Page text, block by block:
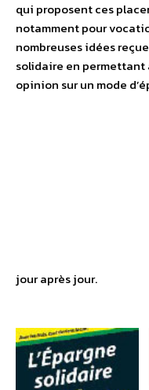
qui proposent ces
notamment pour
nombreuses idées
solidaire en permettant
opinion sur un mode
jour après jour.